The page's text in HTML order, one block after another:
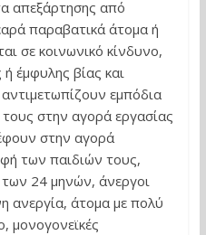
απεξάρτησης από
παραβατικά άτομα ή
σε κοινωνικό κίνδυνο,
έμφυλης βίας και
εμπόδια
στην αγορά εργασίας
στην αγορά
των παιδιών τους,
24 μηνών, άνεργοι
ανεργία, άτομα με πολύ
μονογονεϊκές